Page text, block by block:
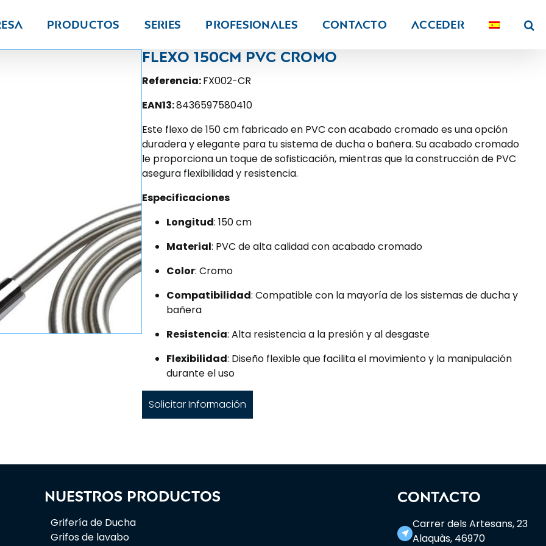
Productos Series PROFESIONALES Contacto Acceder
Flexo 150cm pvc cromo
Referencia:FX002-CR
EAN13:8436597580410
Este flexo de 150 cm fabricado en PVC con acabado cromado es una opción
duradera y elegante para tu sistema de ducha o bañera. Su acabado cromado
le proporciona un toque de sofisticación, mientras que la construcción de PVC
asegura flexibilidad y resistencia.
Especificaciones
Longitud: 150 cm
Material: PVC de alta calidad con acabado cromado
Color: Cromo
Compatibilidad: Compatible con la mayoría de los sistemas de ducha y
bañera
Resistencia: Alta resistencia a la presión y al desgaste
Flexibilidad: Diseño flexible que facilita el movimiento y la manipulación
durante el uso
Solicitar Información
Nuestros productos
Grifería de Ducha
Grifos de lavabo
CONTACTO
near_me
Carrer dels Artesans, 23
Alaquàs, 46970